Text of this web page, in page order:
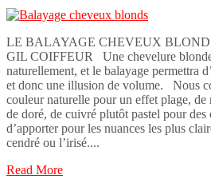
LE BALAYAGE CHEVEUX
GIL COIFFEUR Une chevelure
naturellement, et le balayage permettra
et donc une illusion de volume. Nous
couleur naturelle pour un effet plage, de
de doré, de cuivré plutôt pastel pour des
d’apporter pour les nuances les plus
cendré ou l’irisé....
Read More